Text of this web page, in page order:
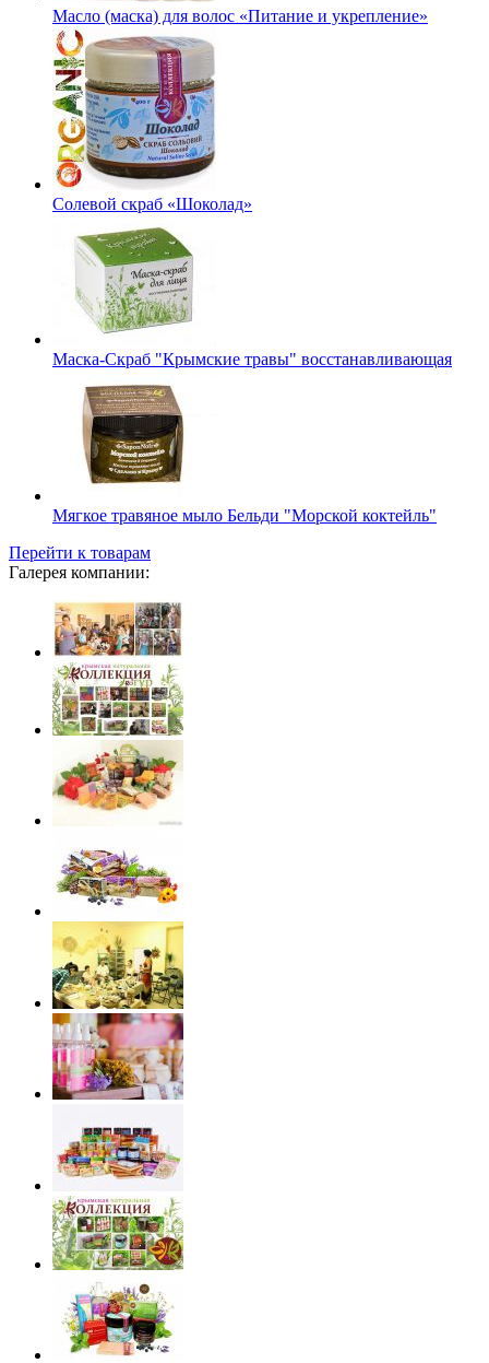
Масло (маска) для волос «Питание и укрепление»
Солевой скраб «Шоколад»
Маска-Скраб "Крымские травы" восстанавливающая
Мягкое травяное мыло Бельди "Морской коктейль"
Перейти к товарам
Галерея компании: